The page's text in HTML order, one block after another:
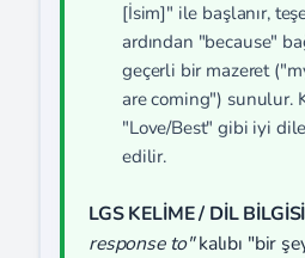
[İsim]" ile başlanır,
ardından "because"
geçerli bir mazeret
are coming") sunulur.
"Love/Best" gibi iyi
edilir.
LGS KELİME / DİL
response to"kalıbı "bir